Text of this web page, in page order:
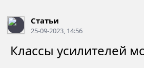
Статьи
25-09-2023, 14:56
Классы усилителей